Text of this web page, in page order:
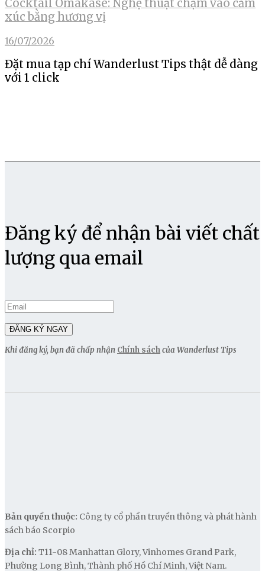
Cocktail Omakase: Nghệ thuật chạm vào cảm
xúc bằng hương vị
16/07/2026
Đặt mua tạp chí Wanderlust Tips thật dễ dàng
với 1 click
Đăng ký để nhận bài viết chất
lượng qua email
Khi đăng ký, bạn đã chấp nhận Chính sáchcủa Wanderlust Tips
Bản quyền thuộc: Công ty cổ phần truyền thông và phát hành
sách báo Scorpio
Địa chỉ: T11-08 Manhattan Glory, Vinhomes Grand Park,
Phường Long Bình, Thành phố Hồ Chí Minh, Việt Nam.